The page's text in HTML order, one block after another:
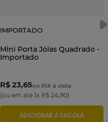
IMPORTADO
Mini Porta Jóias Quadrado -
Importado
R$ 23,65no PIX à vista
(ou em até 1x R$ 24,90)
ADICIONAR À SACOLA